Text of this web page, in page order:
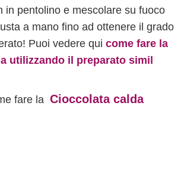
in pentolino e mescolare su fuoco
a mano fino ad ottenere il grado
Puoi vedere qui come fare la
utilizzando il preparato simil
fare la Cioccolata calda